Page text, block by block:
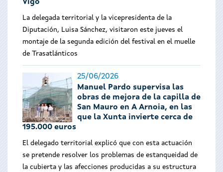
Vigo
La delegada territorial y la vicepresidenta de la
Diputación, Luisa Sánchez, visitaron este jueves el
montaje de la segunda edición del festival en el muelle
de Trasatlánticos
25/06/2026
Manuel Pardo supervisa las
obras de mejora de la capilla de
San Mauro en A Arnoia, en las
que la Xunta invierte cerca de
195.000 euros
El delegado territorial explicó que con esta actuación
se pretende resolver los problemas de estanqueidad de
la cubierta y las afecciones producidas a su estructura